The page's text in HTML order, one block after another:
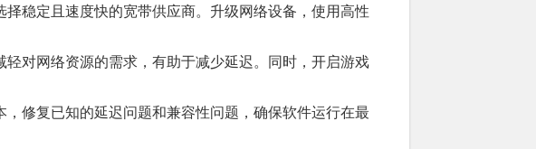
稳定且速度快的宽带供应商。升级网络设备，使用高性
轻对网络资源的需求，有助于减少延迟。同时，开启游戏
，修复已知的延迟问题和兼容性问题，确保软件运行在最